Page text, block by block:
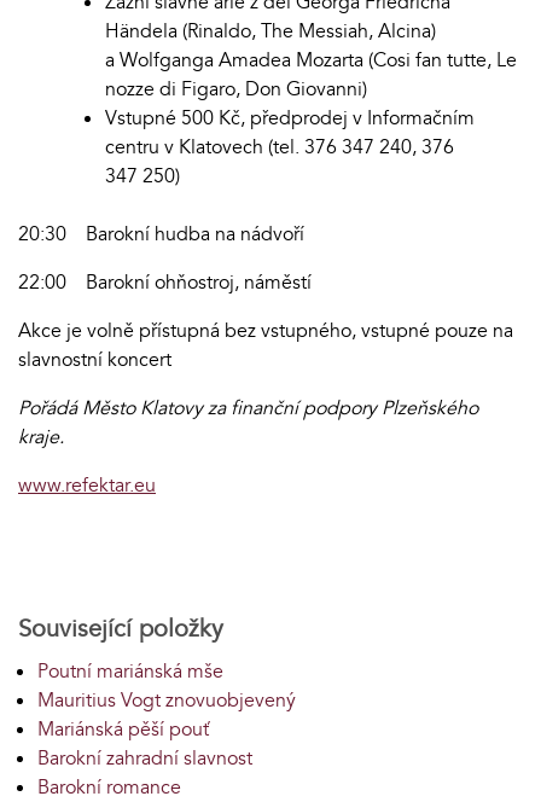
Händela (Rinaldo, The Messiah, Alcina)
a Wolfganga Amadea Mozarta (Cosi fan tutte, Le
nozze di Figaro, Don Giovanni)
Vstupné 500 Kč, předprodej v Informačním
centru v Klatovech (tel. 376 347 240, 376
347 250)
20:30 Barokní hudba na nádvoří
22:00 Barokní ohňostroj, náměstí
Akce je volně přístupná bez vstupného, vstupné pouze na
slavnostní koncert
Pořádá Město Klatovy za finanční podpory Plzeňského
kraje.
www.refektar.eu
Související položky
Poutní mariánská mše
Mauritius Vogt znovuobjevený
Mariánská pěší pouť
Barokní zahradní slavnost
Barokní romance